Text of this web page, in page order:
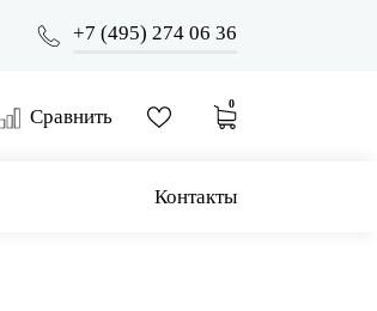
+7 (495) 274 06 36
Сравнить
0
Контакты